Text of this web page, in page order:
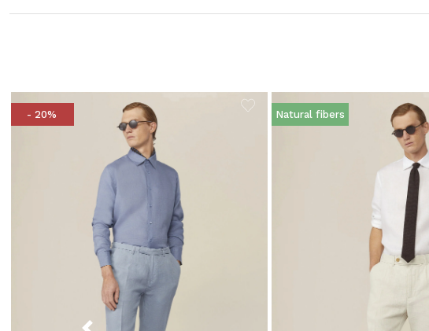
- 20% Natural fibers